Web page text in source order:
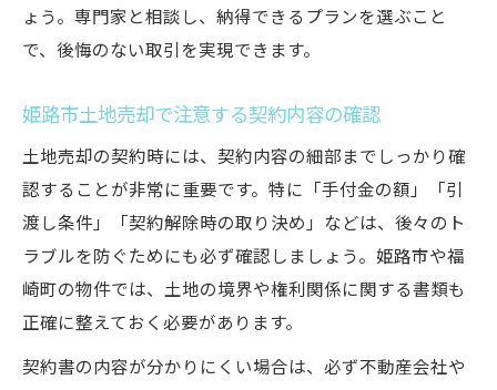
ょう。専門家と相談し、納得できるプランを選ぶこと
で、後悔のない取引を実現できます。
姫路市土地売却で注意する契約内容の確認
土地売却の契約時には、契約内容の細部までしっかり確
認することが非常に重要です。特に「手付金の額」「引
渡し条件」「契約解除時の取り決め」などは、後々のト
ラブルを防ぐためにも必ず確認しましょう。姫路市や福
崎町の物件では、土地の境界や権利関係に関する書類も
正確に整えておく必要があります。
契約書の内容が分かりにくい場合は、必ず不動産会社や